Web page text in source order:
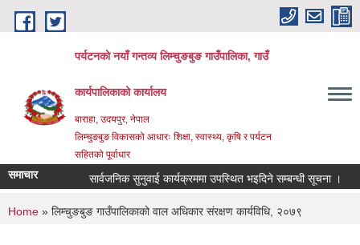
Skip to main content
पर्यटनको नयाँ गन्तव्य लिम्चुङबुङ गाउँपालिका, गाउँ
कार्यपालिकाको कार्यालय
बाराहा, उदयपुर, नेपाल
लिम्चुङबुङ विकासको आधारः शिक्षा, स्वास्थ्य, कृषि र पर्यटन
सहितको पूर्वाधार
समाचार सार्वजनिक सुनुवाई कार्यक्रममा उपस्थित भइदिने सम्बन्धी सूचना ।
You are here
Home » लिम्चुङबुङ गाउँपालिकाको वाल अधिकार संरक्षण कार्यविधि, २०७९